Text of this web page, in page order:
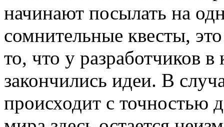
начинают посылать на
сомнительные квесты,
то, что у разработчиков
закончились идеи. В
происходит с точностью